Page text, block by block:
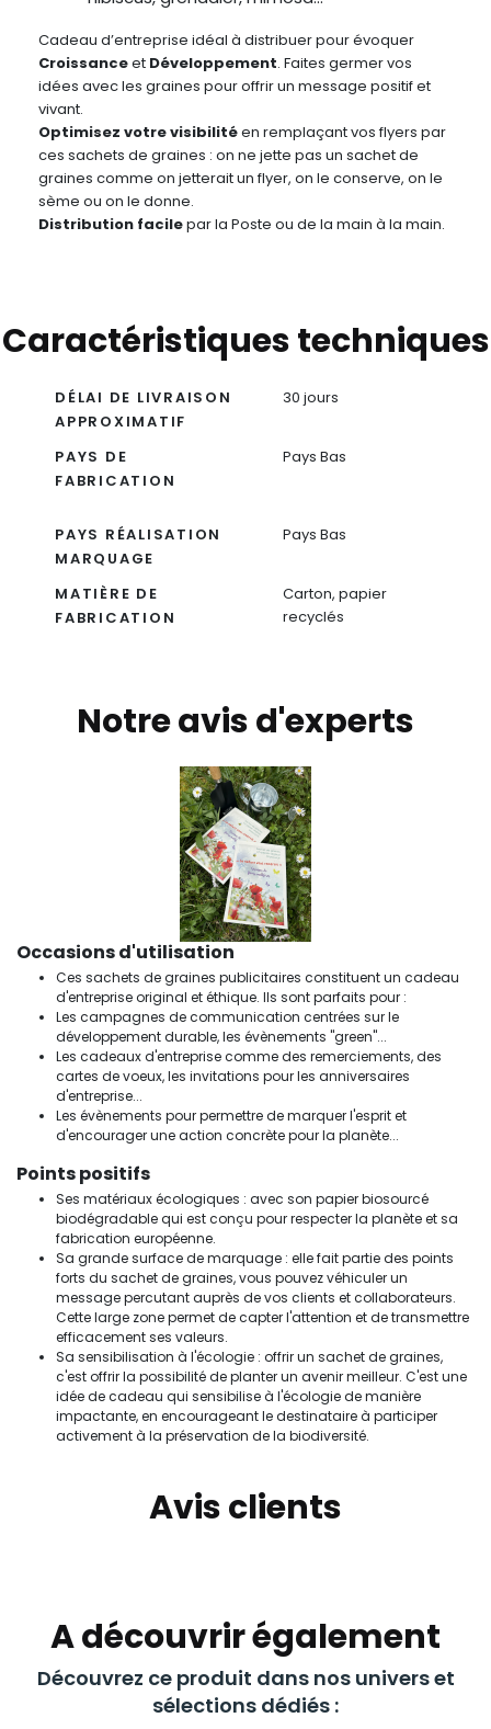
Cadeau d’entreprise idéal à distribuer pour évoquer
Croissanceet Développement. Faites germer vos
idées avec les graines pour offrir un message positif et
vivant.
Optimisez votre visibilitéen remplaçant vos flyers par
ces sachets de graines : on ne jette pas un sachet de
graines comme on jetterait un flyer, on le conserve, on le
sème ou on le donne.
Distribution facilepar la Poste ou de la main à la main.
Caractéristiques techniques
DÉLAI DE LIVRAISON
APPROXIMATIF
30 jours
PAYS DE
FABRICATION
Pays Bas
PAYS RÉALISATION
MARQUAGE
Pays Bas
MATIÈRE DE
FABRICATION
Carton, papier
recyclés
Notre avis d'experts
Occasions d'utilisation
Ces sachets de graines publicitaires constituent un cadeau
d'entreprise original et éthique. Ils sont parfaits pour :
Les campagnes de communication centrées sur le
développement durable, les évènements "green"...
Les cadeaux d'entreprise comme des remerciements, des
cartes de voeux, les invitations pour les anniversaires
d'entreprise...
Les évènements pour permettre de marquer l'esprit et
d'encourager une action concrète pour la planète...
Points positifs
Ses matériaux écologiques : avec son papier biosourcé
biodégradable qui est conçu pour respecter la planète et sa
fabrication européenne.
Sa grande surface de marquage : elle fait partie des points
forts du sachet de graines, vous pouvez véhiculer un
message percutant auprès de vos clients et collaborateurs.
Cette large zone permet de capter l'attention et de transmettre
efficacement ses valeurs.
Sa sensibilisation à l'écologie : offrir un sachet de graines,
c'est offrir la possibilité de planter un avenir meilleur. C'est une
idée de cadeau qui sensibilise à l'écologie de manière
impactante, en encourageant le destinataire à participer
activement à la préservation de la biodiversité.
Avis clients
A découvrir également
Découvrez ce produit dans nos univers et
sélections dédiés :